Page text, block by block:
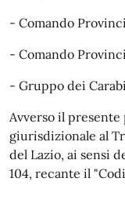
- Comando
- Comando
- Gruppo dei
Avverso il
giurisdizionale al
del Lazio, ai sensi
104, recante il